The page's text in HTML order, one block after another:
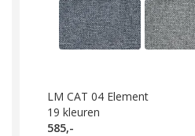
LM CAT 04 Element
19 kleuren
585,-